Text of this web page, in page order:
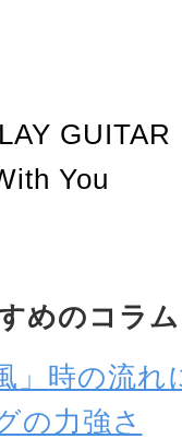
GUITAR
You
めのコラム
」時の流れ
の力強さ